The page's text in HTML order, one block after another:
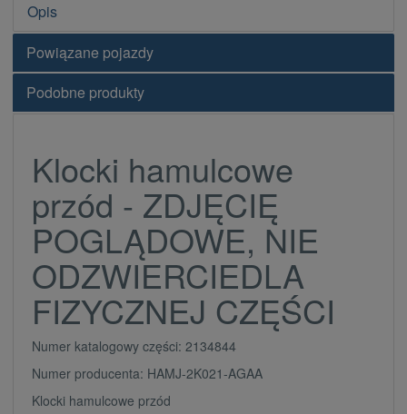
Opis
Powiązane pojazdy
Podobne produkty
Klocki hamulcowe
przód - ZDJĘCIĘ
POGLĄDOWE, NIE
ODZWIERCIEDLA
FIZYCZNEJ CZĘŚCI
Numer katalogowy części: 2134844
Numer producenta: HAMJ-2K021-AGAA
Klocki hamulcowe przód